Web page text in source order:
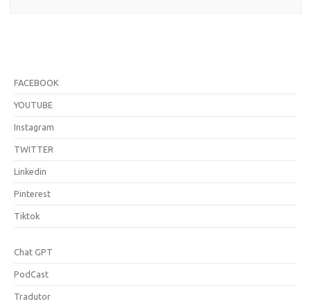
FACEBOOK
YOUTUBE
Instagram
TWITTER
Linkedin
Pinterest
Tiktok
Chat GPT
PodCast
Tradutor